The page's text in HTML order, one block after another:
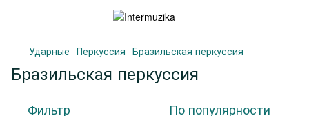
Ударные Перкуссия Бразильская перкуссия
Бразильская перкуссия
Фильтр По популярности